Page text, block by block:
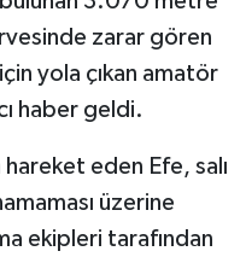
zarar gören
yola çıkan amatör
haber geldi.
hareket eden Efe, salı
üzerine
ekipleri tarafından